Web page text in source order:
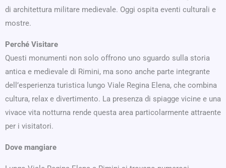
di architettura militare medievale. Oggi ospita eventi culturali e
mostre.
Perché Visitare
Questi monumenti non solo offrono uno sguardo sulla storia
antica e medievale di Rimini, ma sono anche parte integrante
dell’esperienza turistica lungo Viale Regina Elena, che combina
cultura, relax e divertimento. La presenza di spiagge vicine e una
vivace vita notturna rende questa area particolarmente attraente
per i visitatori.
Dove mangiare